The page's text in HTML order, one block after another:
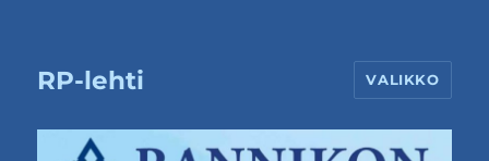
RP-lehti VALIKKO